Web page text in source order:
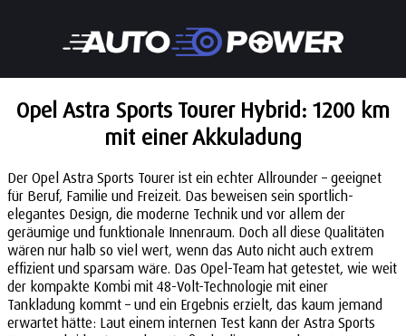
Opel Astra Sports Tourer Hybrid: 1200 km
mit einer Akkuladung
Der Opel Astra Sports Tourer ist ein echter Allrounder – geeignet
für Beruf, Familie und Freizeit. Das beweisen sein sportlich-
elegantes Design, die moderne Technik und vor allem der
geräumige und funktionale Innenraum. Doch all diese Qualitäten
wären nur halb so viel wert, wenn das Auto nicht auch extrem
effizient und sparsam wäre. Das Opel-Team hat getestet, wie weit
der kompakte Kombi mit 48-Volt-Technologie mit einer
Tankladung kommt – und ein Ergebnis erzielt, das kaum jemand
erwartet hätte: Laut einem internen Test kann der Astra Sports